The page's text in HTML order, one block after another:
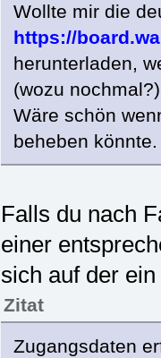
Wollte mir die
https://
herunterladen,
(wozu
Wäre schön
beheben könnte.
Falls du nach
einer
sich auf der
Zitat
Zugangsdaten